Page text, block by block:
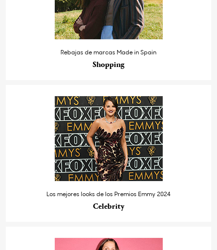
Rebajas de marcas Made in Spain
Shopping
Los mejores looks de los Premios Emmy 2024
Celebrity